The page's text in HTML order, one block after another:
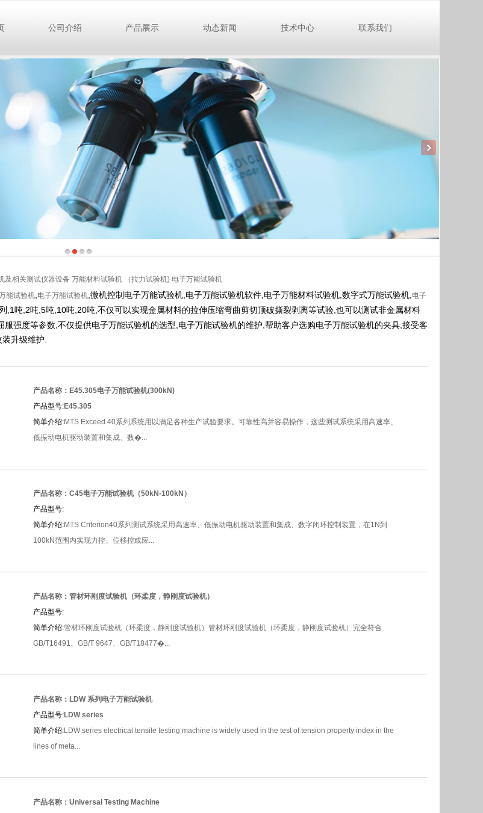
公司介绍 产品展示 动态新闻 技术中心 联系我们
及相关测试仪器设备 万能材料试验机 （拉力试验机) 电子万能试验机
能试验机, 电子万能试验机,微机控制电子万能试验机,电子万能试验机软件,电子万能材料试验机,数字式万能试验机, 电子
,1吨,2吨,5吨,10吨,20吨,不仅可以实现金属材料的拉伸压缩弯曲剪切顶破撕裂剥离等试验,也可以测试非金属材料
服强度等参数,不仅提供电子万能试验机的选型,电子万能试验机的维护,帮助客户选购电子万能试验机的夹具,接受客
升级维护.
产品名称：E45.305电子万能试验机(300kN)
产品型号:E45.305
简单介绍:MTS Exceed 40系列系统用以满足各种生产试验要求。可靠性高并容易操作，这些测试系统采用高速率、
低振动电机驱动装置和集成、数�...
产品名称：C45电子万能试验机（50kN-100kN）
产品型号:
简单介绍:MTS Criterion40系列测试系统采用高速率、低振动电机驱动装置和集成、数字闭环控制装置，在1N到
100kN范围内实现力控、位移控或应...
产品名称：管材环刚度试验机（环柔度，静刚度试验机）
产品型号:
简单介绍:管材环刚度试验机（环柔度，静刚度试验机）管材环刚度试验机（环柔度，静刚度试验机）完全符合
GB/T16491、GB/T 9647、GB/T18477�...
产品名称：LDW 系列电子万能试验机
产品型号:LDW series
简单介绍:LDW series electrical tensile testing machine is widely used in the test of tension property index in the
lines of meta...
产品名称：Universal Testing Machine